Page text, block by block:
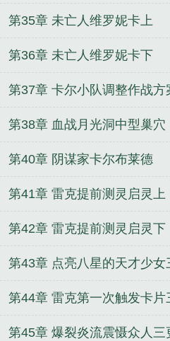
第35章 未亡人维罗妮卡上
第36章 未亡人维罗妮卡下
第37章 卡尔小队调整作战方
第38章 血战月光洞中型巢穴
第40章 阴谋家卡尔布莱德
第41章 雷克提前测灵启灵上
第42章 雷克提前测灵启灵下
第43章 点亮八星的天才少女
第44章 雷克第一次触发卡片
第45章 爆裂炎流震慑众人三